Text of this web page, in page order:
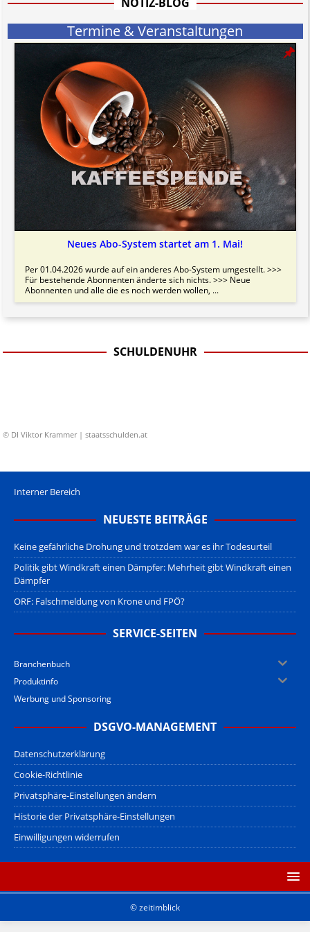
Termine & Veranstaltungen
Neues Abo-System startet am 1. Mai!
Per 01.04.2026 wurde auf ein anderes Abo-System umgestellt. >>>
Für bestehende Abonnenten änderte sich nichts. >>> Neue
Abonnenten und alle die es noch werden wollen, ...
SCHULDENUHR
© DI Viktor Krammer | staatsschulden.at
Interner Bereich
NEUESTE BEITRÄGE
Keine gefährliche Drohung und trotzdem war es ihr Todesurteil
Politik gibt Windkraft einen Dämpfer: Mehrheit gibt Windkraft einen
Dämpfer
ORF: Falschmeldung von Krone und FPÖ?
SERVICE-SEITEN
Branchenbuch
Produktinfo
Werbung und Sponsoring
DSGVO-MANAGEMENT
Datenschutzerklärung
Cookie-Richtlinie
Privatsphäre-Einstellungen ändern
Historie der Privatsphäre-Einstellungen
Einwilligungen widerrufen
© zeitimblick